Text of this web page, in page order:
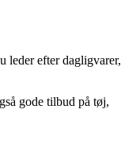
leder efter dagligvarer,
gode tilbud på tøj,